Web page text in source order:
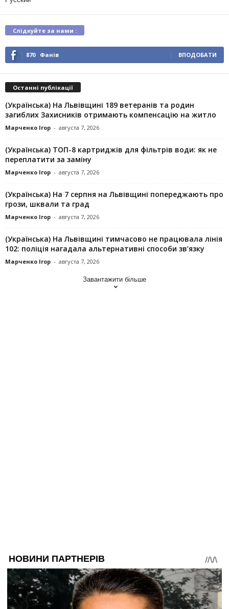
Слідкуйте за нами :
870 Фанів ВПОДОБАТИ
Останні публікації
(Українська) На Львівщині 189 ветеранів та родин
загиблих Захисників отримають компенсацію на житло
Марченко Ігор - августа 7, 2026
(Українська) ТОП-8 картриджів для фільтрів води: як не
переплатити за заміну
Марченко Ігор - августа 7, 2026
(Українська) На 7 серпня на Львівщині попереджають про
грози, шквали та град
Марченко Ігор - августа 7, 2026
(Українська) На Львівщині тимчасово не працювала лінія
102: поліція нагадала альтернативні способи зв’язку
Марченко Ігор - августа 7, 2026
Завантажити більше